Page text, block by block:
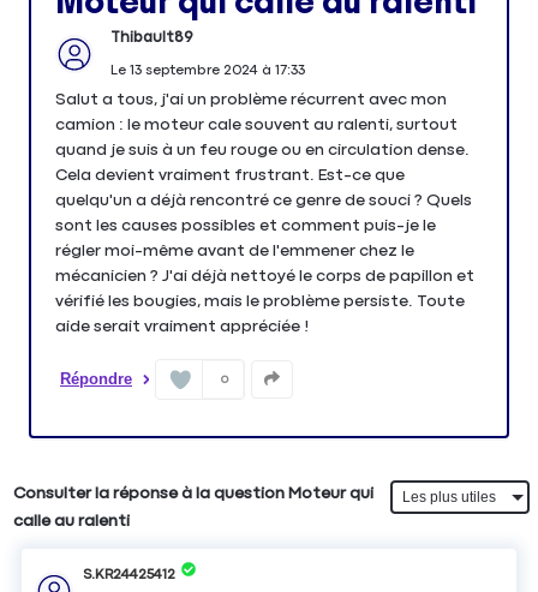
Thibault89
Le 13 septembre 2024à 17:33
Salut a tous, j'ai un problème récurrent avec mon
camion : le moteur cale souvent au ralenti, surtout
quand je suis à un feu rouge ou en circulation dense.
Cela devient vraiment frustrant. Est-ce que
quelqu'un a déjà rencontré ce genre de souci ? Quels
sont les causes possibles et comment puis-je le
régler moi-même avant de l'emmener chez le
mécanicien ? J'ai déjà nettoyé le corps de papillon et
vérifié les bougies, mais le problème persiste. Toute
aide serait vraiment appréciée !
Répondre 0
Consulter la réponse à la question Moteur qui
calle au ralenti
S.KR24425412